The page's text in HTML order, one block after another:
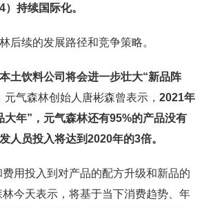
持续国际化。
后续的发展路径和竞争策略。
土饮料公司将会进一步壮大“新品阵
气森林创始人唐彬森曾表示， 2021年
大年”，元气森林还有95%的产品没有
人员投入将达到2020年的3倍。
用投入到对产品的配方升级和新品的
林今天表示，将基于当下消费趋势、年